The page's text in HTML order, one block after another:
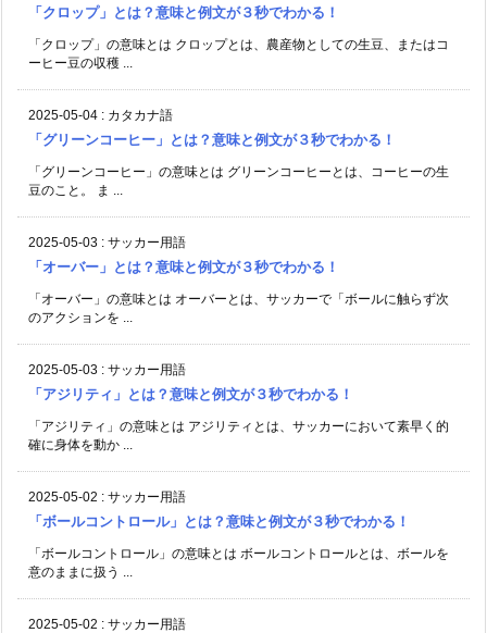
「クロップ」とは？意味と例文が３秒でわかる！
「クロップ」の意味とは クロップとは、農産物としての生豆、またはコ
ーヒー豆の収穫 ...
2025-05-04 : カタカナ語
「グリーンコーヒー」とは？意味と例文が３秒でわかる！
「グリーンコーヒー」の意味とは グリーンコーヒーとは、コーヒーの生
豆のこと。 ま ...
2025-05-03 : サッカー用語
「オーバー」とは？意味と例文が３秒でわかる！
「オーバー」の意味とは オーバーとは、サッカーで「ボールに触らず次
のアクションを ...
2025-05-03 : サッカー用語
「アジリティ」とは？意味と例文が３秒でわかる！
「アジリティ」の意味とは アジリティとは、サッカーにおいて素早く的
確に身体を動か ...
2025-05-02 : サッカー用語
「ボールコントロール」とは？意味と例文が３秒でわかる！
「ボールコントロール」の意味とは ボールコントロールとは、ボールを
意のままに扱う ...
2025-05-02 : サッカー用語